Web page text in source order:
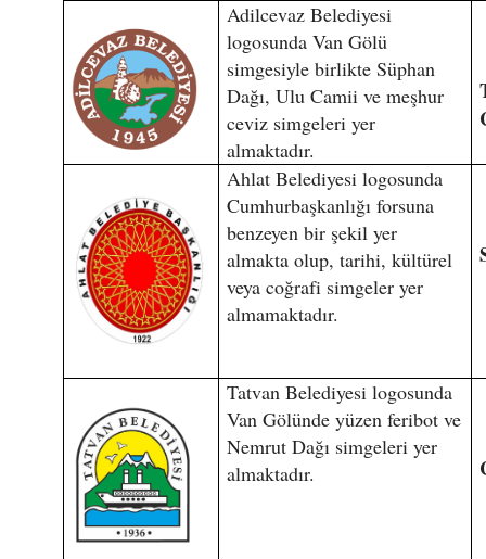
Adilcevaz Belediyesi
logosunda Van Gölü
simgesiyle birlikte Süphan
Dağı, Ulu Camii ve meşhur
ceviz simgeleri yer
almaktadır.
Ahlat Belediyesi logosunda
Cumhurbaşkanlığı forsuna
benzeyen bir şekil yer
almakta olup, tarihi, kültürel
veya coğrafi simgeler yer
almamaktadır.
Tatvan Belediyesi logosunda
Van Gölünde yüzen feribot ve
Nemrut Dağı simgeleri yer
almaktadır.